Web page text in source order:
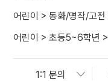
어린이 > 동화/명작/고전
어린이 > 초등5~6학년 >